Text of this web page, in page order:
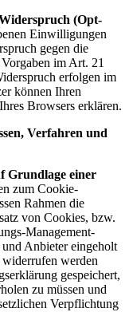
(Opt-
Einwilligungen
gegen die
im Art. 21
erfolgen im
können Ihren
Browsers erklären.
Verfahren und
Grundlage einer
zum Cookie-
Rahmen die
von Cookies, bzw.
Management-
Anbieter eingeholt
werden
gespeichert,
zu müssen und
Verpflichtung